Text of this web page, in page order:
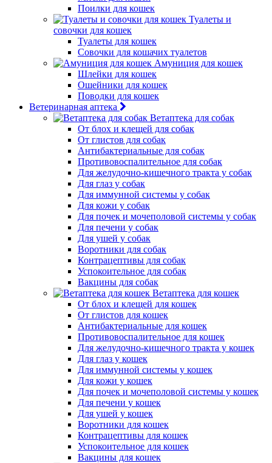
Поилки для кошек
Туалеты и
совочки для кошек
Туалеты для кошек
Совочки для кошачих туалетов
Амуниция для кошек
Шлейки для кошек
Ошейники для кошек
Поводки для кошек
Ветеринарная аптека
Ветаптека для собак
От блох и клещей для собак
От глистов для собак
Антибактериальные для собак
Противовоспалительное для собак
Для желудочно-кишечного тракта у собак
Для глаз у собак
Для иммунной системы у собак
Для кожи у собак
Для почек и мочеполовой системы у собак
Для печени у собак
Для ушей у собак
Воротники для собак
Контрацептивы для собак
Успокоительное для собак
Вакцины для собак
Ветаптека для кошек
От блох и клещей для кошек
От глистов для кошек
Антибактериальные для кошек
Противовоспалительное для кошек
Для желудочно-кишечного тракта у кошек
Для глаз у кошек
Для иммунной системы у кошек
Для кожи у кошек
Для почек и мочеполовой системы у кошек
Для печени у кошек
Для ушей у кошек
Воротники для кошек
Контрацептивы для кошек
Успокоительное для кошек
Вакцины для кошек